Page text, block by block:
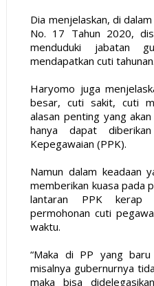
Dia menjelaskan, di
No. 17 Tahun 2020,
menduduki jabatan
mendapatkan cuti tahunan.
Haryomo juga
besar, cuti sakit, cuti
alasan penting yang
hanya dapat
Kepegawaian (PPK).
Namun dalam keadaan
memberikan kuasa pada
lantaran PPK kerap
permohonan cuti
waktu.
“Maka di PP yang baru
misalnya gubernurnya
maka bisa